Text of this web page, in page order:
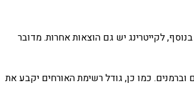
לקייטרינג יש גם הוצאות אחרות. מדובר
כמו כן, גודל רשימת האורחים יקבע את